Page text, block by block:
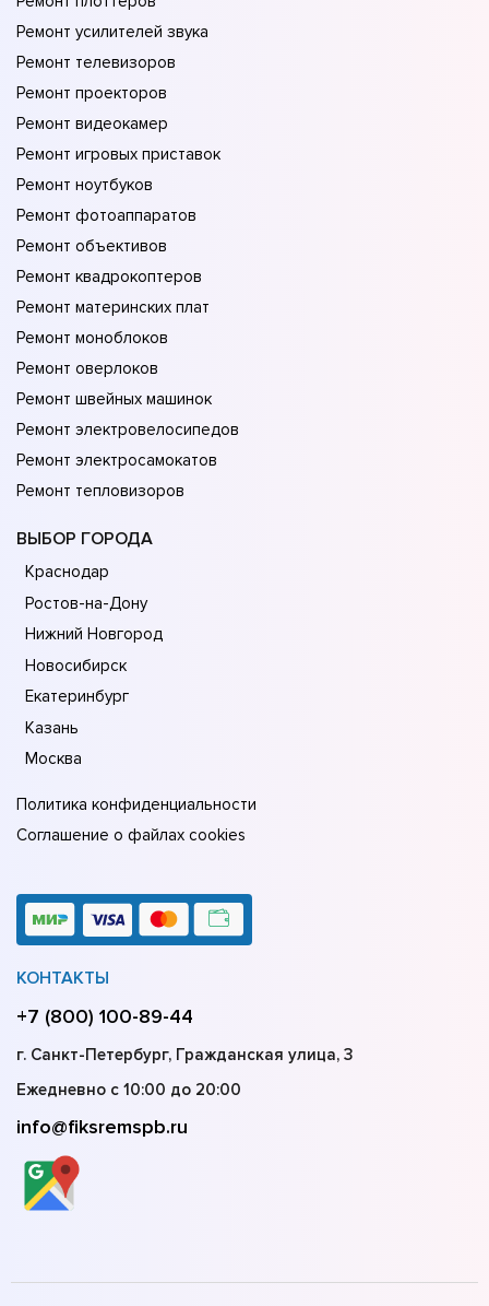
Ремонт усилителей звука
Ремонт телевизоров
Ремонт проекторов
Ремонт видеокамер
Ремонт игровых приставок
Ремонт ноутбуков
Ремонт фотоаппаратов
Ремонт объективов
Ремонт квадрокоптеров
Ремонт материнских плат
Ремонт моноблоков
Ремонт оверлоков
Ремонт швейных машинок
Ремонт электровелосипедов
Ремонт электросамокатов
Ремонт тепловизоров
ВЫБОР ГОРОДА
Краснодар
Ростов-на-Дону
Нижний Новгород
Новосибирск
Екатеринбург
Казань
Москва
Политика конфиденциальности
Соглашение о файлах cookies
КОНТАКТЫ
+7 (800) 100-89-44
г. Санкт-Петербург, Гражданская улица, 3
Ежедневно с 10:00 до 20:00
info@fiksremspb.ru